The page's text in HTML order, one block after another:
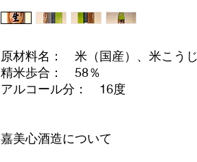
原材料名： 米（国産）、米こうじ
精米歩合： 58％
アルコール分： 16度
嘉美心酒造について